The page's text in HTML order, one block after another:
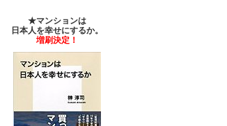
★マンションは
日本人を幸せにするか。
増刷決定！